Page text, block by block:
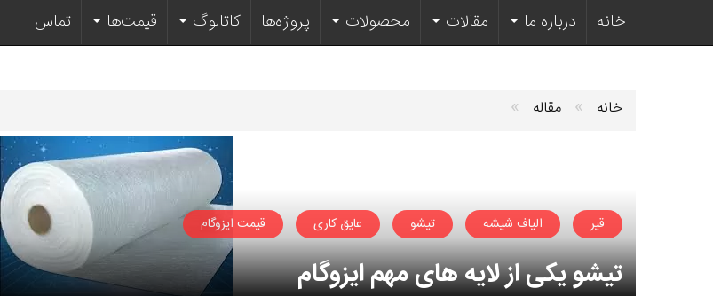
خانه درباره ما مقالات محصولات پروژه‌ها کاتالوگ‌ قیمت‌ها تماس
خانه » مقاله »
قیر الیاف شیشه تیشو عایق کاری قیمت ایزوگام
تیشو یکی از لایه های مهم ایزوگام